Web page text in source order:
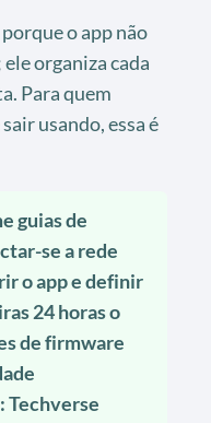
porque o app não
organiza cada
Para quem
usando, essa é
guias de
se a rede
o app e definir
24 horas o
de firmware
Techverse